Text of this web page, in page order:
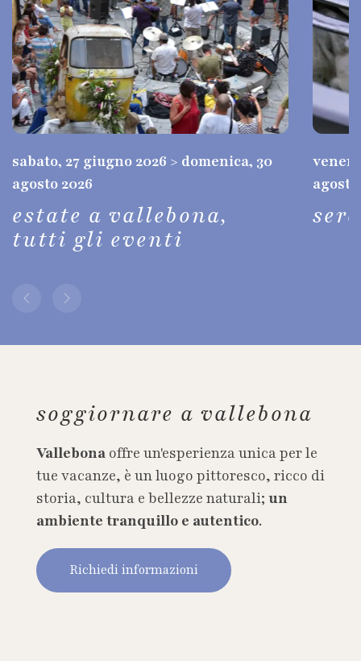
sabato, 27 giugno 2026 > domenica, 30
agosto 2026
estate a vallebona,
tutti gli eventi
soggiornare a vallebona
Vallebona offre un'esperienza unica per le
tue vacanze, è un luogo pittoresco, ricco di
storia, cultura e bellezze naturali; un
ambiente tranquillo e autentico.
Richiedi informazioni